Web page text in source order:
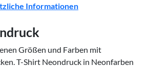
Informationen
Größen und Farben mit
T-Shirt Neondruck in Neonfarben